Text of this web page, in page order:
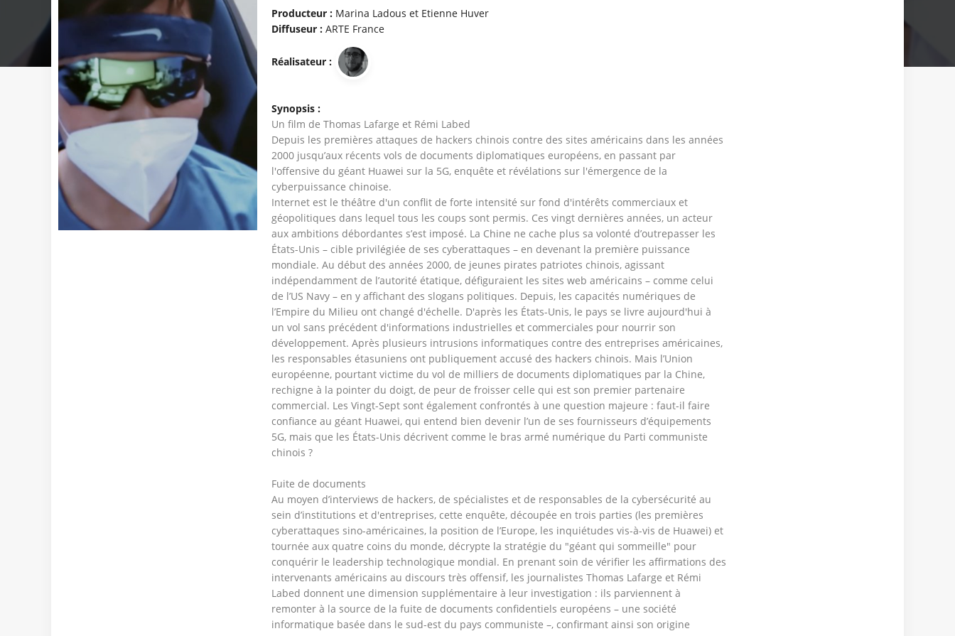
Producteur : Marina Ladous et Etienne Huver
Diffuseur : ARTE France
Réalisateur :
Synopsis :
Un film de Thomas Lafarge et Rémi Labed
Depuis les premières attaques de hackers chinois contre des sites américains dans les années
2000 jusqu’aux récents vols de documents diplomatiques européens, en passant par
l'offensive du géant Huawei sur la 5G, enquête et révélations sur l'émergence de la
cyberpuissance chinoise.
Internet est le théâtre d'un conflit de forte intensité sur fond d'intérêts commerciaux et
géopolitiques dans lequel tous les coups sont permis. Ces vingt dernières années, un acteur
aux ambitions débordantes s’est imposé. La Chine ne cache plus sa volonté d’outrepasser les
États-Unis – cible privilégiée de ses cyberattaques – en devenant la première puissance
mondiale. Au début des années 2000, de jeunes pirates patriotes chinois, agissant
indépendamment de l’autorité étatique, défiguraient les sites web américains – comme celui
de l’US Navy – en y affichant des slogans politiques. Depuis, les capacités numériques de
l’Empire du Milieu ont changé d'échelle. D'après les États-Unis, le pays se livre aujourd'hui à
un vol sans précédent d'informations industrielles et commerciales pour nourrir son
développement. Après plusieurs intrusions informatiques contre des entreprises américaines,
les responsables étasuniens ont publiquement accusé des hackers chinois. Mais l’Union
européenne, pourtant victime du vol de milliers de documents diplomatiques par la Chine,
rechigne à la pointer du doigt, de peur de froisser celle qui est son premier partenaire
commercial. Les Vingt-Sept sont également confrontés à une question majeure : faut-il faire
confiance au géant Huawei, qui entend bien devenir l’un de ses fournisseurs d’équipements
5G, mais que les États-Unis décrivent comme le bras armé numérique du Parti communiste
chinois ?
Fuite de documents
Au moyen d’interviews de hackers, de spécialistes et de responsables de la cybersécurité au
sein d’institutions et d'entreprises, cette enquête, découpée en trois parties (les premières
cyberattaques sino-américaines, la position de l’Europe, les inquiétudes vis-à-vis de Huawei) et
tournée aux quatre coins du monde, décrypte la stratégie du "géant qui sommeille" pour
conquérir le leadership technologique mondial. En prenant soin de vérifier les affirmations des
intervenants américains au discours très offensif, les journalistes Thomas Lafarge et Rémi
Labed donnent une dimension supplémentaire à leur investigation : ils parviennent à
remonter à la source de la fuite de documents confidentiels européens – une société
informatique basée dans le sud-est du pays communiste –, confirmant ainsi son origine